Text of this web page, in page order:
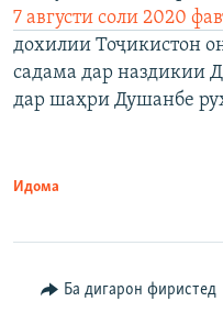
7 августи соли 2020
дохилии Тоҷикистон
садама дар наздикии
дар шаҳри Душанбе
Идома
Ба дигарон фиристед